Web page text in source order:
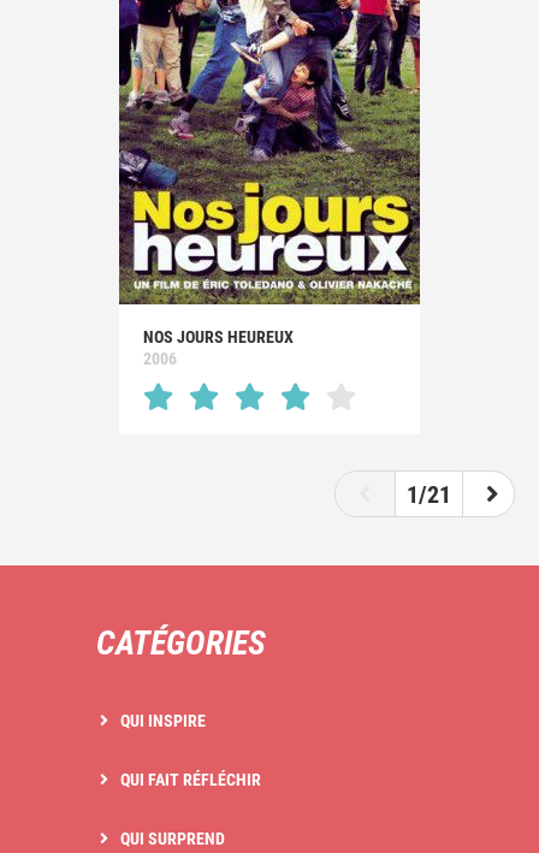
NOS JOURS HEUREUX
2006
1/21
CATÉGORIES
QUI INSPIRE
QUI FAIT RÉFLÉCHIR
QUI SURPREND